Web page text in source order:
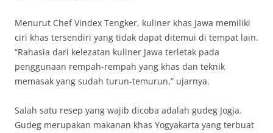
Menurut Chef Vindex Tengker, kuliner khas Jawa memiliki
ciri khas tersendiri yang tidak dapat ditemui di tempat lain.
“Rahasia dari kelezatan kuliner Jawa terletak pada
penggunaan rempah-rempah yang khas dan teknik
memasak yang sudah turun-temurun,” ujarnya.
Salah satu resep yang wajib dicoba adalah gudeg Jogja.
Gudeg merupakan makanan khas Yogyakarta yang terbuat